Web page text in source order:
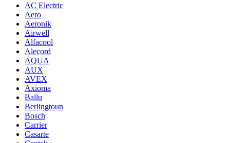
AC Electric
Aero
Aeronik
Airwell
Alfacool
Alecord
AQUA
AUX
AVEX
Axioma
Ballu
Berlingtoun
Bosch
Carrier
Casarte